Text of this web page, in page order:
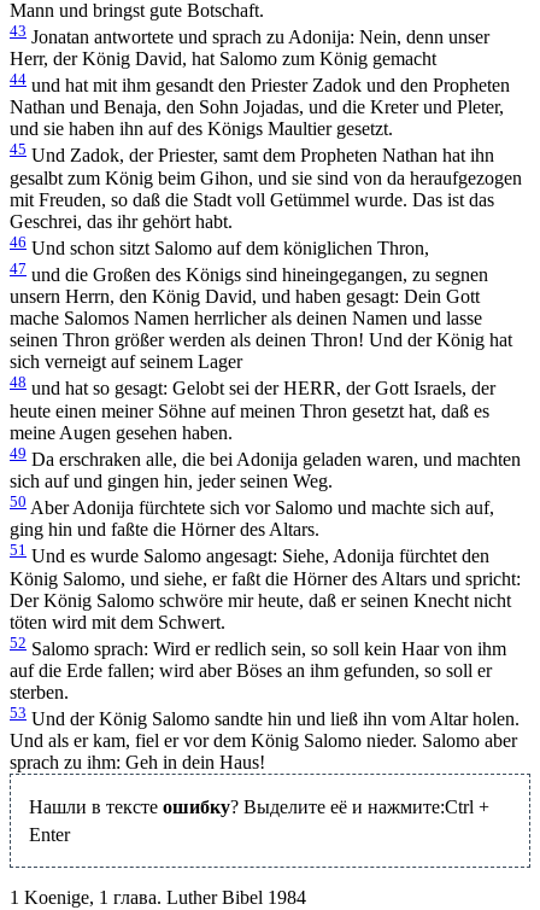
Mann und bringst gute Botschaft.
43 Jonatan antwortete und sprach zu Adonija: Nein, denn unser
Herr, der König David, hat Salomo zum König gemacht
44 und hat mit ihm gesandt den Priester Zadok und den Propheten
Nathan und Benaja, den Sohn Jojadas, und die Kreter und Pleter,
und sie haben ihn auf des Königs Maultier gesetzt.
45 Und Zadok, der Priester, samt dem Propheten Nathan hat ihn
gesalbt zum König beim Gihon, und sie sind von da heraufgezogen
mit Freuden, so daß die Stadt voll Getümmel wurde. Das ist das
Geschrei, das ihr gehört habt.
46 Und schon sitzt Salomo auf dem königlichen Thron,
47 und die Großen des Königs sind hineingegangen, zu segnen
unsern Herrn, den König David, und haben gesagt: Dein Gott
mache Salomos Namen herrlicher als deinen Namen und lasse
seinen Thron größer werden als deinen Thron! Und der König hat
sich verneigt auf seinem Lager
48 und hat so gesagt: Gelobt sei der HERR, der Gott Israels, der
heute einen meiner Söhne auf meinen Thron gesetzt hat, daß es
meine Augen gesehen haben.
49 Da erschraken alle, die bei Adonija geladen waren, und machten
sich auf und gingen hin, jeder seinen Weg.
50 Aber Adonija fürchtete sich vor Salomo und machte sich auf,
ging hin und faßte die Hörner des Altars.
51 Und es wurde Salomo angesagt: Siehe, Adonija fürchtet den
König Salomo, und siehe, er faßt die Hörner des Altars und spricht:
Der König Salomo schwöre mir heute, daß er seinen Knecht nicht
töten wird mit dem Schwert.
52 Salomo sprach: Wird er redlich sein, so soll kein Haar von ihm
auf die Erde fallen; wird aber Böses an ihm gefunden, so soll er
sterben.
53 Und der König Salomo sandte hin und ließ ihn vom Altar holen.
Und als er kam, fiel er vor dem König Salomo nieder. Salomo aber
sprach zu ihm: Geh in dein Haus!
Нашли в тексте ошибку? Выделите её и нажмите:Ctrl +
Enter
1 Koenige, 1 глава. Luther Bibel 1984